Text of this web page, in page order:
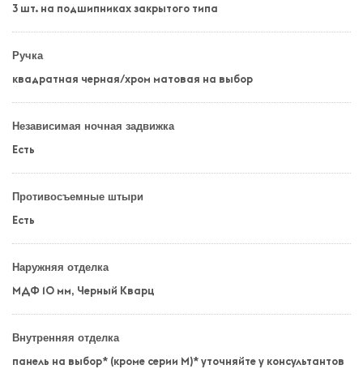
3 шт. на подшипниках закрытого типа
Ручка
квадратная черная/хром матовая на выбор
Независимая ночная задвижка
Есть
Противосъемные штыри
Есть
Наружняя отделка
МДФ 10 мм, Черный Кварц
Внутренняя отделка
панель на выбор* (кроме серии М)* уточняйте у консультантов